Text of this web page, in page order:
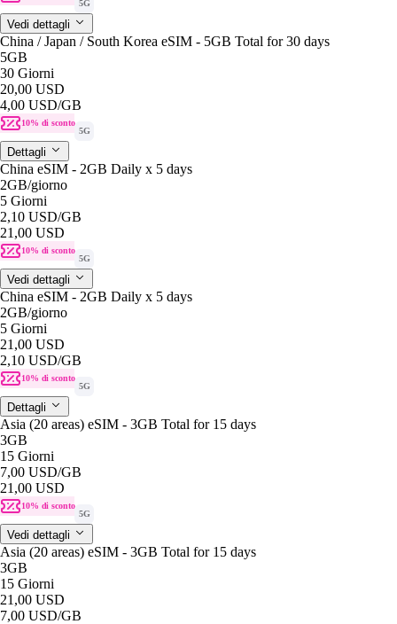
5G
Vedi dettagli
China / Japan / South Korea eSIM - 5GB Total for 30 days
5GB
30 Giorni
20,00 USD
4,00 USD/GB
10% di sconto
5G
Dettagli
China eSIM - 2GB Daily x 5 days
2GB/giorno
5 Giorni
2,10 USD/GB
21,00 USD
10% di sconto
5G
Vedi dettagli
China eSIM - 2GB Daily x 5 days
2GB/giorno
5 Giorni
21,00 USD
2,10 USD/GB
10% di sconto
5G
Dettagli
Asia (20 areas) eSIM - 3GB Total for 15 days
3GB
15 Giorni
7,00 USD/GB
21,00 USD
10% di sconto
5G
Vedi dettagli
Asia (20 areas) eSIM - 3GB Total for 15 days
3GB
15 Giorni
21,00 USD
7,00 USD/GB